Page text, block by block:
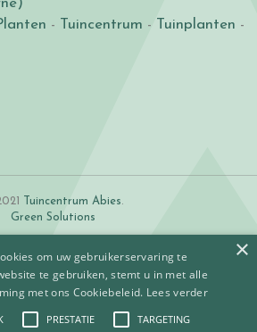
- Tuincentrum - Tuinplanten -
Tuincentrum Abies.
Green Solutions
voorwaarden
×
om uw gebruikerservaring te
te gebruiken, stemt u in met alle
met ons Cookiebeleid. Lees verder
PRESTATIE TARGETING